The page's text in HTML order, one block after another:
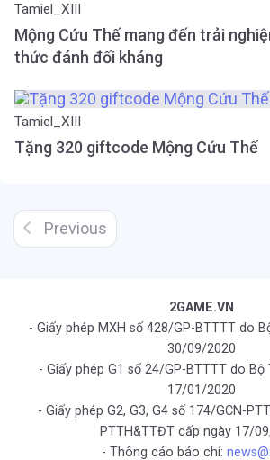
Tamiel_XIII
Mộng Cứu Thế mang đến trải
thức đánh đối kháng
Tamiel_XIII
Tặng 320 giftcode Mộng Cứu Thế
Previous
2GAME.VN
- Giấy phép MXH số 428/GP-BTTTT do
30/09/2020
- Giấy phép G1 số 24/GP-BTTTT do
17/01/2020
- Giấy phép G2, G3, G4 số 174/GCN-
PTTH&TTĐT cấp ngày 17/
- Thông cáo báo chí: